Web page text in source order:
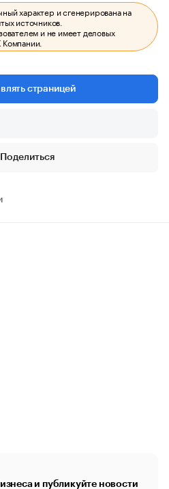
характер и сгенерирована на
источников.
и не имеет деловых
страницей
Поделиться
и публикуйте новости